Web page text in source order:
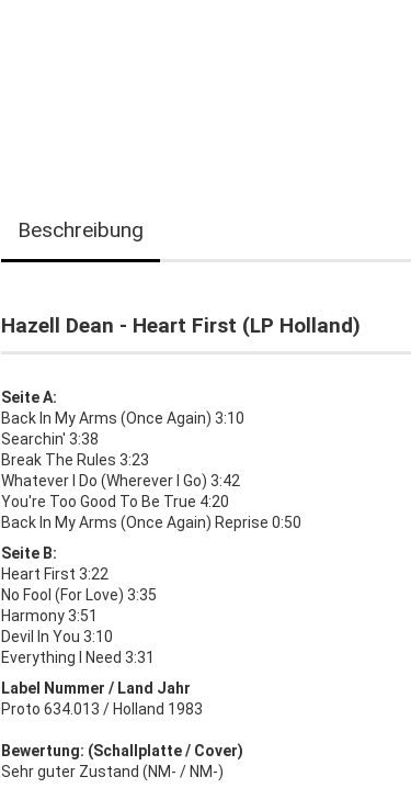
Beschreibung
Hazell Dean - Heart First (LP Holland)
Seite A:
Back In My Arms (Once Again) 3:10
Searchin' 3:38
Break The Rules 3:23
Whatever I Do (Wherever I Go) 3:42
You're Too Good To Be True 4:20
Back In My Arms (Once Again) Reprise 0:50
Seite B:
Heart First 3:22
No Fool (For Love) 3:35
Harmony 3:51
Devil In You 3:10
Everything I Need 3:31
Label Nummer / Land Jahr
Proto 634.013 / Holland 1983
Bewertung: (Schallplatte / Cover)
Sehr guter Zustand (NM- / NM-)